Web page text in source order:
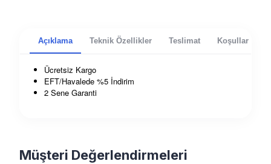
Açıklama Teknik Özellikler Teslimat Koşullar
Ücretsiz Kargo
EFT/Havalede %5 İndirim
2 Sene Garanti
Müşteri Değerlendirmeleri